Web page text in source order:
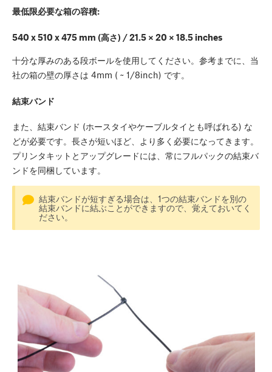
最低限必要な箱の容積:
540 x 510 x 475 mm (高さ) / 21.5 × 20 × 18.5 inches
十分な厚みのある段ボールを使用してください。参考までに、当
社の箱の壁の厚さは 4mm ( ~ 1/8inch) です。
結束バンド
また、結束バンド (ホースタイやケーブルタイとも呼ばれる) な
どが必要です。長さが短いほど、より多く必要になってきます。
プリンタキットとアップグレードには、常にフルパックの結束バ
ンドを同梱しています。
結束バンドが短すぎる場合は、1つの結束バンドを別の
結束バンドに結ぶことができますので、覚えておいてく
ださい。